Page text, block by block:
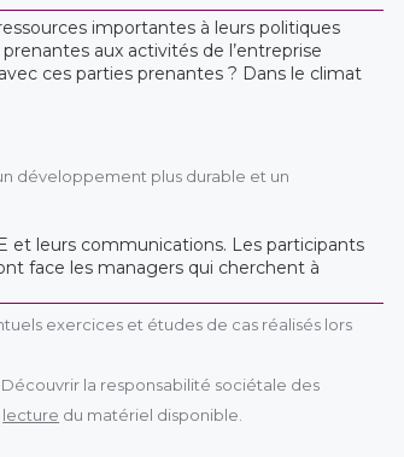
importantes à leurs politiques
aux activités de l’entreprise
ces parties prenantes ? Dans le climat
développement plus durable et un
et leurs communications. Les participants
face les managers qui cherchent à
exercices et études de cas réalisés lors
Découvrir la responsabilité sociétale des
lecture du matériel disponible.